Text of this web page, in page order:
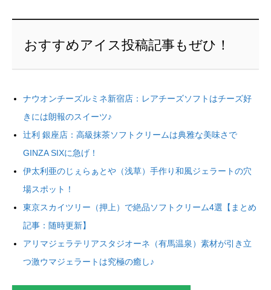
おすすめアイス投稿記事もぜひ！
ナウオンチーズルミネ新宿店：レアチーズソフトはチーズ好
きには朗報のスイーツ♪
辻利 銀座店：高級抹茶ソフトクリームは典雅な美味さで
GINZA SIXに急げ！
伊太利亜のじぇらぁとや（浅草）手作り和風ジェラートの穴
場スポット！
東京スカイツリー（押上）で絶品ソフトクリーム4選【まとめ
記事：随時更新】
アリマジェラテリアスタジオーネ（有馬温泉）素材が引き立
つ激ウマジェラートは究極の癒し♪